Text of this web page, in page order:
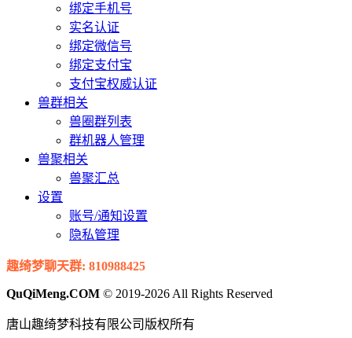
绑定手机号
实名认证
绑定微信号
绑定支付宝
支付宝权威认证
兽群相关
兽圈群列表
群机器人管理
兽聚相关
兽聚汇总
设置
账号/通知设置
隐私管理
趣绮梦聊天群: 810988425
QuQiMeng.COM © 2019-2026 All Rights Reserved
唐山趣绮梦科技有限公司版权所有